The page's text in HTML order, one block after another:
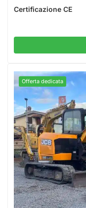
Certificazione CE
Offerta dedicata